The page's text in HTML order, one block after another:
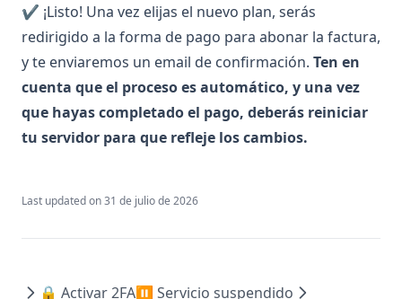
✔ ¡Listo! Una vez elijas el nuevo plan, serás
redirigido a la forma de pago para abonar la factura,
y te enviaremos un email de confirmación. Ten en
cuenta que el proceso es automático, y una vez
que hayas completado el pago, deberás reiniciar
tu servidor para que refleje los cambios.
Last updated on31 de julio de 2026
🔒 Activar 2FA⏸ Servicio suspendido